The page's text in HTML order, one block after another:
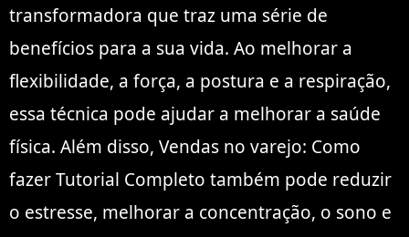
transformadora que traz uma série de
benefícios para a sua vida. Ao melhorar a
flexibilidade, a força, a postura e a respiração,
essa técnica pode ajudar a melhorar a saúde
física. Além disso, Vendas no varejo: Como
fazer Tutorial Completo também pode reduzir
o estresse, melhorar a concentração, o sono e